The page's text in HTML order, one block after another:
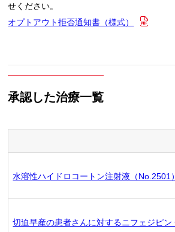
せください。
オプトアウト拒否通知書（様式）
承認した治療一覧
水溶性ハイドロコートン注射液（No.2501）
切迫早産の患者さんに対するニフェジピ